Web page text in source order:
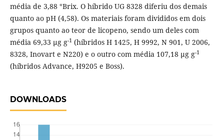
média de 3,88 °Brix. O híbrido UG 8328 diferiu dos demais
quanto ao pH (4,58). Os materiais foram divididos em dois
grupos quanto ao teor de licopeno, sendo um deles com
média 69,33 µg g-1(híbridos H 1425, H 9992, N 901, U 2006,
8328, Inovart e N220) e o outro com média 107,18 µg g-1
(híbridos Advance, H9205 e Boss).
DOWNLOADS